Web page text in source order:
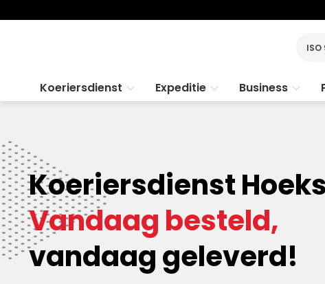
Koeriersdienst Expeditie Business
Koeriersdienst
Vandaag besteld,
vandaag geleverd!